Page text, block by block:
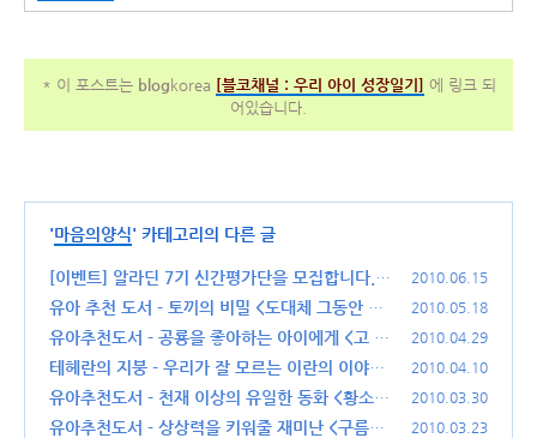
* 이 포스트는 blog korea [블코채널 : 우리 아이 성장일기] 에 링크 되
어있습니다.
'마음의양식' 카테고리의 다른 글
[이벤트] 알라딘 7기 신간평가단을 모집합니다.
(18)
2010.06.15
유아 추천 도서 - 토끼의 비밀 <도대체 그동안 무
슨 일이 일어났을까?>
(10)
2010.05.18
유아추천도서 - 공룡을 좋아하는 아이에게 <고 녀
석 맛있겠다>
(24)
2010.04.29
테헤란의 지붕 - 우리가 잘 모르는 이란의 이야기
(6)
2010.04.10
유아추천도서 - 천재 이상의 유일한 동화 <황소와
도깨비>
(10)
2010.03.30
유아추천도서 - 상상력을 키워줄 재미난 <구름빵
2010.03.23